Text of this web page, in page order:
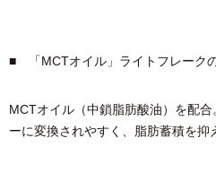
■ 「MCTオイル」ライトフレーク
MCTオイル（中鎖脂肪酸油）を配
ーに変換されやすく、脂肪蓄積を抑